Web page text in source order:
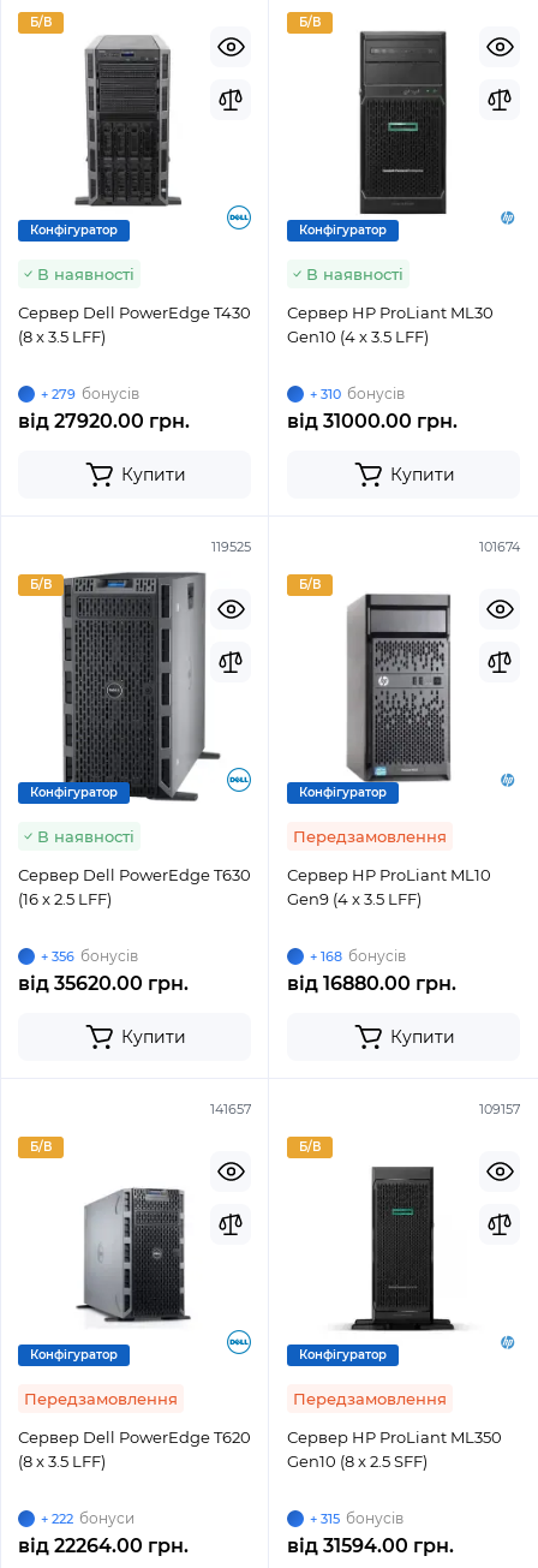
Б/В
Конфігуратор
В наявності
Сервер Dell PowerEdge T430
(8 x 3.5 LFF)
+ 279 бонусів
від 27920.00 грн.
Купити
Б/В
Конфігуратор
В наявності
Сервер HP ProLiant ML30
Gen10 (4 x 3.5 LFF)
+ 310 бонусів
від 31000.00 грн.
Купити
119525
Б/В
Конфігуратор
В наявності
Сервер Dell PowerEdge T630
(16 x 2.5 LFF)
+ 356 бонусів
від 35620.00 грн.
Купити
101674
Б/В
Конфігуратор
Передзамовлення
Сервер HP ProLiant ML10
Gen9 (4 x 3.5 LFF)
+ 168 бонусів
від 16880.00 грн.
Купити
141657
Б/В
Конфігуратор
Передзамовлення
Сервер Dell PowerEdge T620
(8 x 3.5 LFF)
+ 222 бонуси
від 22264.00 грн.
109157
Б/В
Конфігуратор
Передзамовлення
Сервер HP ProLiant ML350
Gen10 (8 x 2.5 SFF)
+ 315 бонусів
від 31594.00 грн.